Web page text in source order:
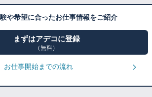
や希望に合ったお仕事情報をご紹介
まずはアデコに登録
（無料）
お仕事開始までの流れ